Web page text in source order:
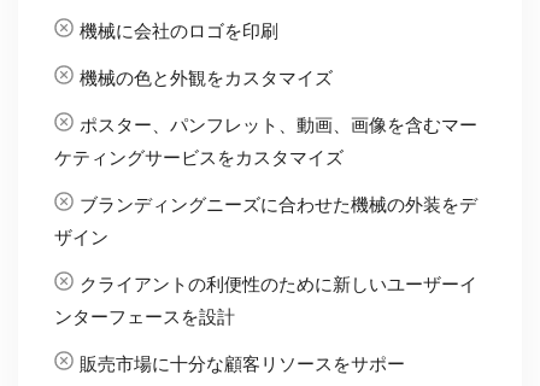
機械に会社のロゴを印刷
機械の色と外観をカスタマイズ
ポスター、パンフレット、動画、画像を含むマー
ケティングサービスをカスタマイズ
ブランディングニーズに合わせた機械の外装をデ
ザイン
クライアントの利便性のために新しいユーザーイ
ンターフェースを設計
販売市場に十分な顧客リソースをサポー